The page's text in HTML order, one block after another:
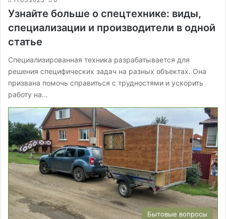
Узнайте больше о спецтехнике: виды,
специализации и производители в одной
статье
Специализированная техника разрабатывается для
решения специфических задач на разных объектах. Она
призвана помочь справиться с трудностями и ускорить
работу на…
Бытовые вопросы